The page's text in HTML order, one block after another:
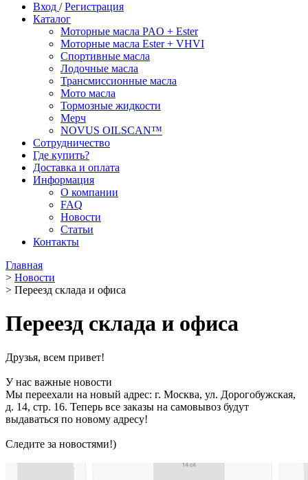
Вход /Регистрация
Каталог
Моторные масла PAO + Ester
Моторные масла Ester + VHVI
Спортивные масла
Лодочные масла
Трансмиссионные масла
Мото масла
Тормозные жидкости
Мерч
NOVUS OILSCAN™
Сотрудничество
Где купить?
Доставка и оплата
Информация
О компании
FAQ
Новости
Статьи
Контакты
Главная
> Новости
> Переезд склада и офиса
Переезд склада и офиса
Друзья, всем привет!
У нас важные новости
Мы переехали на новый адрес: г. Москва, ул. Дорогобужская,
д. 14, стр. 16. Теперь все заказы на самовывоз будут
выдаваться по новому адресу!
Следите за новостями!)